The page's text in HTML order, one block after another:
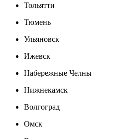
Тольятти
Тюмень
Ульяновск
Ижевск
Набережные Челны
Нижнекамск
Волгоград
Омск